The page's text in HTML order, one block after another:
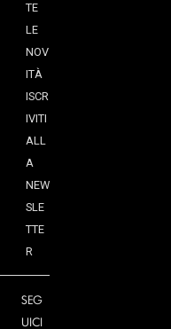
TE
LE
NOV
ITÀ
ISCR
IVITI
ALL
A
NEW
SLE
TTE
R
SEG
UICI